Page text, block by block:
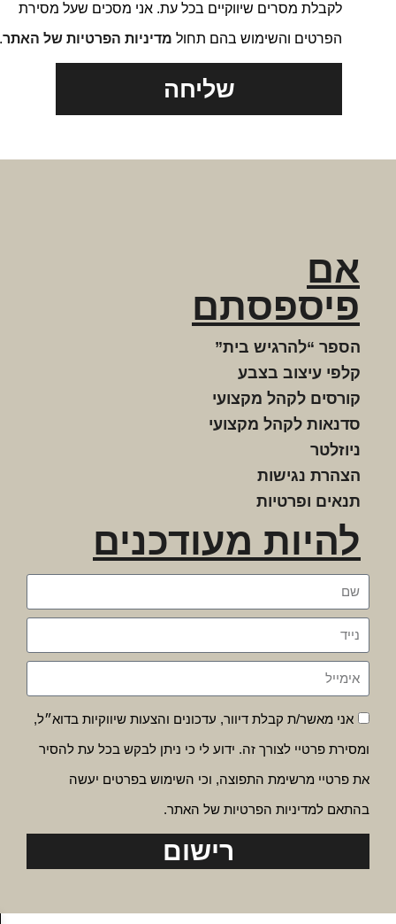
לקבלת מסרים שיווקיים בכל עת. אני מסכים שעל מסירת
הפרטים והשימוש בהם תחולמדיניות הפרטיות של האתר.
שליחה
אם
פיספסתם
הספר “להרגיש בית”
קלפי עיצוב בצבע
קורסים לקהל מקצועי
סדנאות לקהל מקצועי
ניוזלטר
הצהרת נגישות
תנאים ופרטיות
להיות מעודכנים
אני מאשר/ת קבלת דיוור, עדכונים והצעות שיווקיות בדוא״ל,
ומסירת פרטיי לצורך זה. ידוע לי כי ניתן לבקש בכל עת להסיר
את פרטיי מרשימת התפוצה, וכי השימוש בפרטים יעשה
בהתאם למדיניות הפרטיות של האתר.
רישום